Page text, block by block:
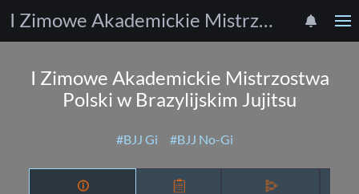
I Zimowe Akademickie Mistrzostwa Polski w Brazylijskim Jujitsu
I Zimowe Akademickie Mistrzostwa
Polski w Brazylijskim Jujitsu
#BJJ Gi #BJJ No-Gi